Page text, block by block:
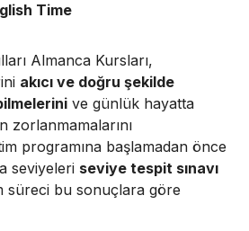
Time
Almanca Kursları,
akıcı ve doğru şekilde
ve günlük hayatta
zorlanmamalarını
programına başlamadan önce
seviyeleri seviye tespit sınavı
süreci bu sonuçlara göre